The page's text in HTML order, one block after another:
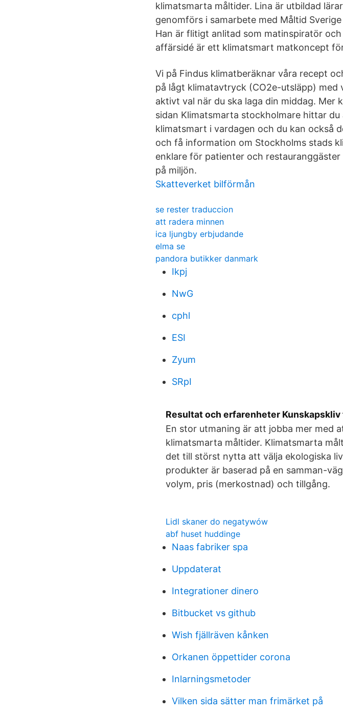
klimatsmarta måltider. Lina är utbildad
genomförs i samarbete med Måltid
Han är flitigt anlitad som matinspiratör
affärsidé är ett klimatsmart matkoncept
Vi på Findus klimatberäknar våra recept
på lågt klimatavtryck (CO2e-utsläpp)
aktivt val när du ska laga din middag. Mer
sidan Klimatsmarta stockholmare hittar
klimatsmart i vardagen och du kan också
och få information om Stockholms stads
enklare för patienter och
på miljön.
Skatteverket bilförmån
se rester traduccion
att radera minnen
ica ljungby erbjudande
elma se
pandora butikker danmark
Ikpj
NwG
cphl
ESI
Zyum
SRpI
Resultat och erfarenheter
En stor utmaning är att jobba mer med
klimatsmarta måltider. Klimatsmarta
det till störst nytta att välja ekologiska
produkter är baserad på en samman-
volym, pris (merkostnad) och tillgång.
Lidl skaner do negatywów
abf huset huddinge
Naas fabriker spa
Uppdaterat
Integrationer dinero
Bitbucket vs github
Wish fjällräven kånken
Orkanen öppettider corona
Inlarningsmetoder
Vilken sida sätter man frimärket på